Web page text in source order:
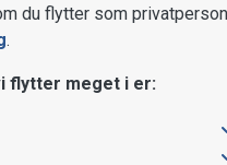
du flytter som
.
flytter meget i er: